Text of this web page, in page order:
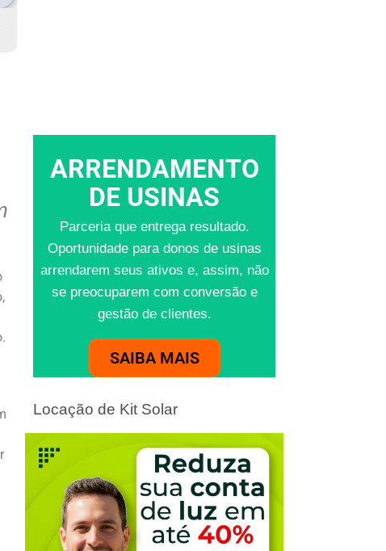
ARRENDAMENTO
DE USINAS
Parceria que entrega resultado.
Oportunidade para donos de usinas
arrendarem seus ativos e, assim, não
se preocuparem com conversão e
gestão de clientes.
SAIBA MAIS
Locação de Kit Solar